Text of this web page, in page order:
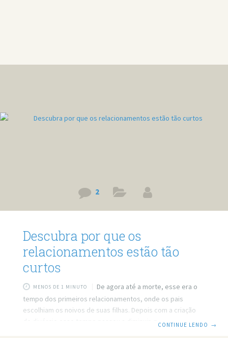
2
Descubra por que os
relacionamentos estão tão
curtos
MENOS DE 1 MINUTO
De agora até a morte, esse era o
tempo dos primeiros relacionamentos, onde os pais
escolhiam os noivos de suas filhas. Depois com a criação
do divórcio esse tempo passou a diminuir, pelo menos no
CONTINUE LENDO →